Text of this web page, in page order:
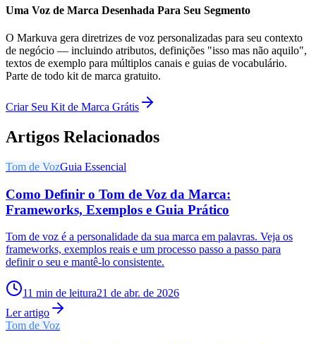
Uma Voz de Marca Desenhada Para Seu Segmento
O Markuva gera diretrizes de voz personalizadas para seu contexto
de negócio — incluindo atributos, definições "isso mas não aquilo",
textos de exemplo para múltiplos canais e guias de vocabulário.
Parte de todo kit de marca gratuito.
Criar Seu Kit de Marca Grátis
Artigos Relacionados
Tom de VozGuia Essencial
Como Definir o Tom de Voz da Marca:
Frameworks, Exemplos e Guia Prático
Tom de voz é a personalidade da sua marca em palavras. Veja os
frameworks, exemplos reais e um processo passo a passo para
definir o seu e mantê-lo consistente.
11 min de leitura21 de abr. de 2026
Ler artigo
Tom de Voz